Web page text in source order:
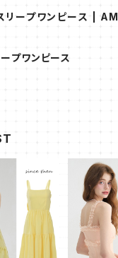
リープワンピース |
プワンピース